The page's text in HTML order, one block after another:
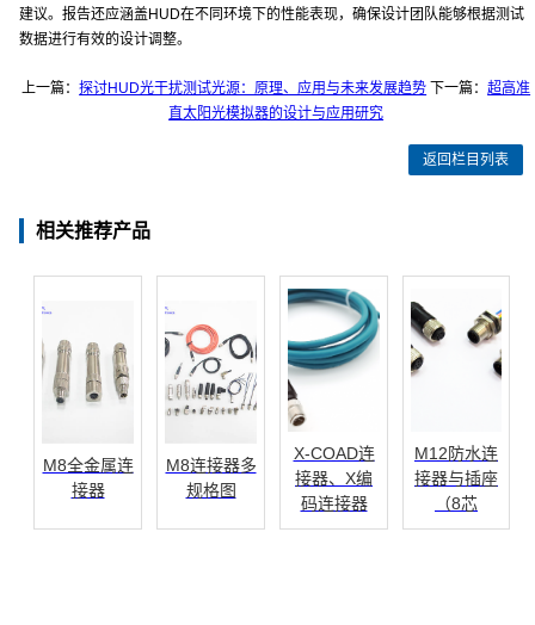
建议。报告还应涵盖HUD在不同环境下的性能表现，确保设计团队能够根据测试
数据进行有效的设计调整。
上一篇：探讨HUD光干扰测试光源：原理、应用与未来发展趋势 下一篇：超高准
直太阳光模拟器的设计与应用研究
返回栏目列表
相关推荐产品
M8全金属连
接器
M8连接器多
规格图
X-COAD连
接器、X编
码连接器
M12防水连
接器与插座
（8芯